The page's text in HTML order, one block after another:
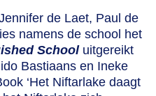
de Laet, Paul de
namens de school het
Schooluitgereikt
Bastiaans en Ineke
‘Het Niftarlake daagt